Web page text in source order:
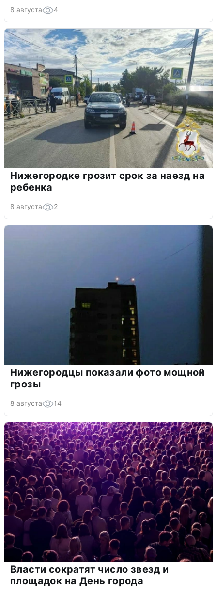
8 августа 4
Нижегородке грозит срок за наезд на
ребенка
8 августа 2
Нижегородцы показали фото мощной
грозы
8 августа 14
Власти сократят число звезд и
площадок на День города